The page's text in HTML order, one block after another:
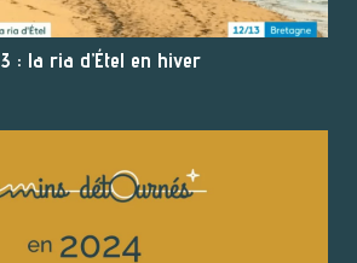
: la ria d’Étel en hiver